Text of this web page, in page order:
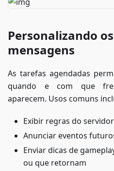
Personalizando
mensagens
As tarefas agendadas
quando e com que
aparecem. Usos comuns
Exibir regras do
Anunciar eventos
Enviar dicas de
ou que retornam